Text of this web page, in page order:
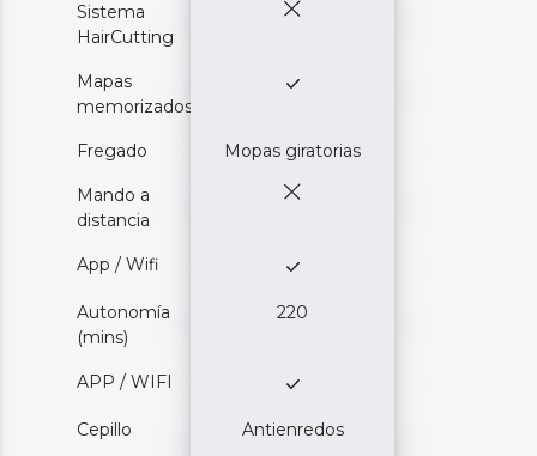
Sistema
HairCutting
Mapas
memorizados
Fregado Mopas giratorias
Mando a
distancia
App / Wifi
Autonomía
(mins)
220
APP / WIFI
Cepillo Antienredos